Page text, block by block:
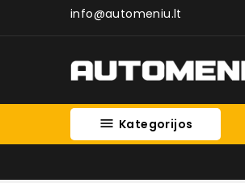
info@automeniu.lt
 Kategorijos